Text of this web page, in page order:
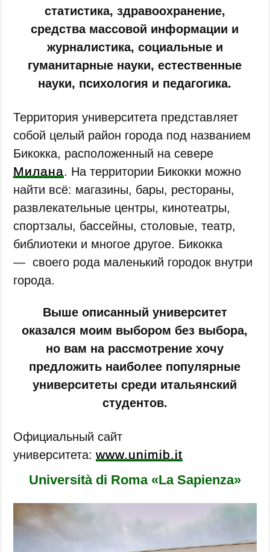
статистика, здравоохранение,
средства массовой информации и
журналистика, социальные и
гуманитарные науки, естественные
науки, психология и педагогика.
Территория университета представляет
собой целый район города под названием
Бикокка, расположенный на севере
Милана. На территории Бикокки можно
найти всё: магазины, бары, рестораны,
развлекательные центры, кинотеатры,
спортзалы, бассейны, столовые, театр,
библиотеки и многое другое. Бикокка
— своего рода маленький городок внутри
города.
Выше описанный университет
оказался моим выбором без выбора,
но вам на рассмотрение хочу
предложить наиболее популярные
университеты среди итальянский
студентов.
Официальный сайт
университета:www.unimib.it
Università di Roma «La Sapienza»